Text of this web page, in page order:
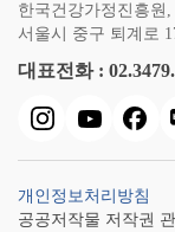
한국건강가정진흥원,
서울시 중구 퇴계로
대표전화 :
개인정보처리방침
공공저작물 저작권